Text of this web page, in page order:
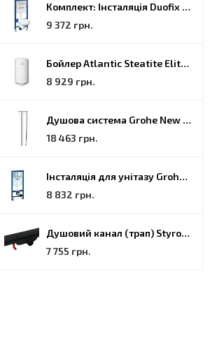
Комплект: Інсталяція Duofix PRO 20 + унітаз Kolo Idol (118.315.21.2)
9 372 грн.
Бойлер Atlantic Steatite Elite VM 080 D400 2 BC, 80 (851188)
8 929 грн.
Душова система Grohe New Tempesta Cosmopolitan (27922000)
18 463 грн.
Інсталяція для унітазу Grohe Rapid SL (38772001)
8 832 грн.
Душовий канал (трап) Styron, решітка Гармонія, 70 (STY-H-70-FF)
7 755 грн.